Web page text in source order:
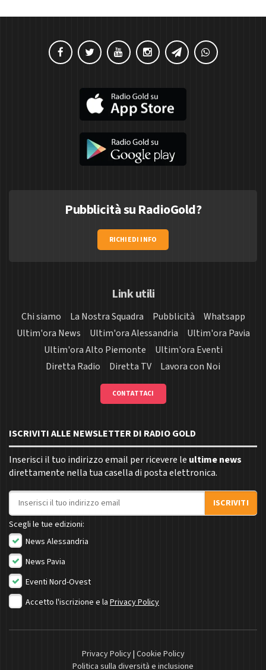
Pubblicità su RadioGold?
RICHIEDI INFO
Link utili
Chi siamo La Nostra Squadra Pubblicità
Whatsapp
Ultim'ora News
Ultim'ora Alessandria
Ultim'ora Pavia
Ultim'ora Alto Piemonte
Ultim'ora Eventi
Diretta Radio
Diretta TV Lavora con Noi
CONTATTACI
ISCRIVITI ALLE NEWSLETTER DI RADIO GOLD
Inserisci il tuo indirizzo email per ricevere le ultime news
direttamente nella tua casella di posta elettronica.
Indirizzo email
ISCRIVITI
Scegli le tue edizioni:
News Alessandria
News Pavia
Eventi Nord-Ovest
Accetto l'iscrizione e la Privacy Policy
Privacy Policy| Cookie Policy
Politica sulla diversità e inclusione